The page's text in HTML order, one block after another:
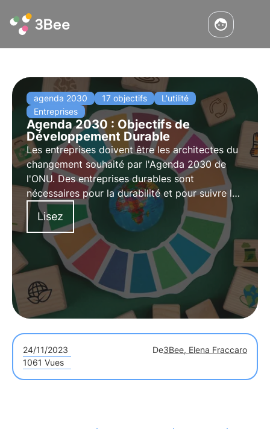
agenda 2030 17 objectifs
L'utilité
Entreprises
Agenda 2030 : Objectifs de
Développement Durable
Les entreprises doivent être les architectes du
changement souhaité par l'Agenda 2030 de
l'ONU. Des entreprises durables sont
nécessaires pour la durabilité et pour suivre la
révolution, un système économique, social et
d'entreprise qui soutient les objectifs est
requis.
Lisez
24/11/2023 De3Bee, Elena Fraccaro
1061 Vues